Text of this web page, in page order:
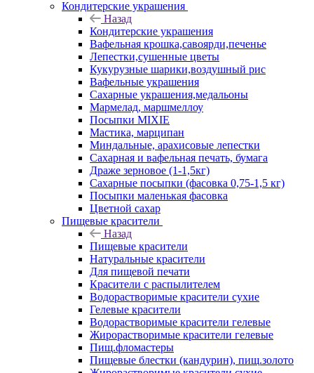
Кондитерские украшения
Назад
Кондитерские украшения
Вафельная крошка,савоярди,печенье
Лепестки,сушенные цветы
Кукурузные шарики,воздушный рис
Вафельные украшения
Сахарные украшения,медальоны
Мармелад, маршмеллоу
Посыпки MIXIE
Мастика, марципан
Миндальные, арахисовые лепестки
Сахарная и вафельная печать, бумага
Драже зерновое (1-1,5кг)
Сахарные посыпки (фасовка 0,75-1,5 кг)
Посыпки маленькая фасовка
Цветной сахар
Пищевые красители
Назад
Пищевые красители
Натуральные красители
Для пищевой печати
Красители с распылителем
Водорастворимые красители сухие
Гелевые красители
Водорастворимые красители гелевые
Жирорастворимые красители гелевые
Пищ.фломастеры
Пищевые блестки (кандурин), пищ.золото